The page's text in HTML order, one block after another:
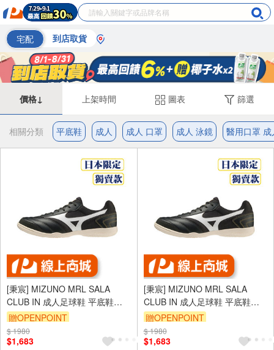
宅配 到店取貨
價格↓ 上架時間 圖表 篩選
相關分類 平底鞋 成人 成人 口罩 成人 泳鏡 醫用口罩 成
[秉宸] MIZUNO MRL SALA
CLUB IN 成人足球鞋 平底鞋
Q1GA230371 23SSO
贈OPENPOINT
$ 1980
$1,683
[秉宸] MIZUNO MRL SALA
CLUB IN 成人足球鞋 平底鞋
Q1GA230371 23SSO
贈OPENPOINT
$ 1980
$1,683